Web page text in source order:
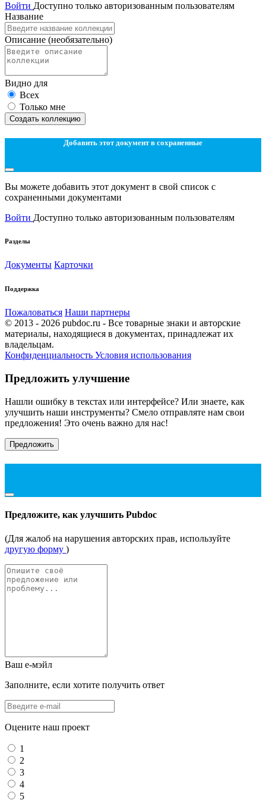
Войти Доступно только авторизованным пользователям
Название
Описание (необязательно)
Видно для
Всех
Только мне
Создать коллекцию
Добавить этот документ в сохраненные
Вы можете добавить этот документ в свой список с
сохраненными документами
Войти Доступно только авторизованным пользователям
Разделы
Документы Карточки
Поддержка
Пожаловаться Наши партнеры
© 2013 - 2026 pubdoc.ru - Все товарные знаки и авторские
материалы, находящиеся в документах, принадлежат их
владельцам.
Конфиденциальность Условия использования
Предложить улучшение
Нашли ошибку в текстах или интерфейсе? Или знаете, как
улучшить наши инструменты? Смело отправляте нам свои
предложения! Это очень важно для нас!
Предложить
Предложите, как улучшить Pubdoc
(Для жалоб на нарушения авторских прав, используйте
другую форму )
Ваш е-мэйл
Заполните, если хотите получить ответ
Оцените наш проект
1
2
3
4
5